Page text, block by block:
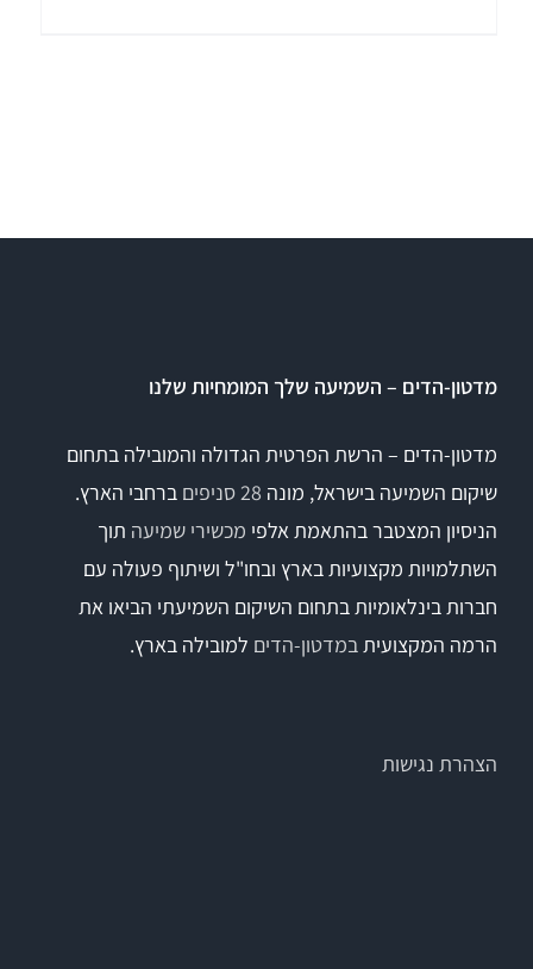
מדטון-הדים – השמיעה שלך המומחיות שלנו
מדטון-הדים – הרשת הפרטית הגדולה והמובילה בתחום
שיקום השמיעה בישראל, מונה 28 סניפים
ברחבי הארץ.
הניסיון המצטבר בהתאמת אלפי מכשירי שמיעה תוך
השתלמויות מקצועיות בארץ ובחו"ל ושיתוף פעולה עם
חברות בינלאומיות בתחום השיקום השמיעתי הביאו את
הרמה המקצועית במדטון-הדים למובילה בארץ.
הצהרת נגישות